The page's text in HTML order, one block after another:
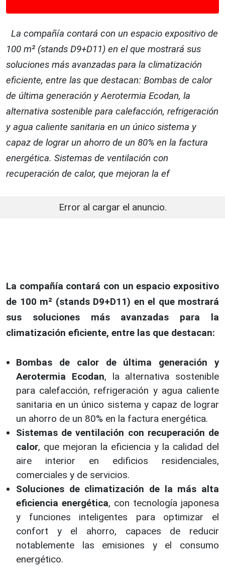
La compañía contará con un espacio expositivo de
100 m² (stands D9+D11) en el que mostrará sus
soluciones más avanzadas para la climatización
eficiente, entre las que destacan: Bombas de calor
de última generación y Aerotermia Ecodan, la
alternativa sostenible para calefacción, refrigeración
y agua caliente sanitaria en un único sistema y
capaz de lograr un ahorro de un 80% en la factura
energética. Sistemas de ventilación con
recuperación de calor, que mejoran la ef
Error al cargar el anuncio.
La compañía contará con un espacio expositivo
de 100 m² (stands D9+D11) en el que mostrará
sus soluciones más avanzadas para la
climatización eficiente, entre las que destacan:
Bombas de calor de última generación y
Aerotermia Ecodan, la alternativa sostenible
para calefacción, refrigeración y agua caliente
sanitaria en un único sistema y capaz de lograr
un ahorro de un 80% en la factura energética.
Sistemas de ventilación con recuperación de
calor, que mejoran la eficiencia y la calidad del
aire interior en edificios residenciales,
comerciales y de servicios.
Soluciones de climatización de la más alta
eficiencia energética, con tecnología japonesa
y funciones inteligentes para optimizar el
confort y el ahorro, capaces de reducir
notablemente las emisiones y el consumo
energético.